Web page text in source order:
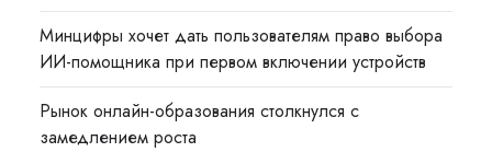
Минцифры хочет дать пользователям право выбора
ИИ-помощника при первом включении устройств
Рынок онлайн-образования столкнулся с
замедлением роста